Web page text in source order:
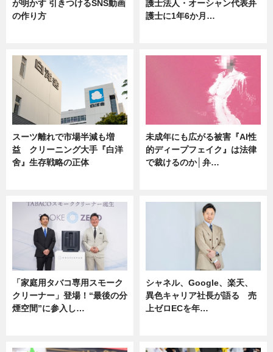
が明かす 引きつけるSNS動画
の作り方
護士法人・オーシャン代表弁
護士に1年6か月…
スーツ離れで市場半減も増
益 クリーニング大手『白洋
舍』生存戦略の正体
未成年にも広がる被害『AI性
的ディープフェイク』は法律
で裁けるのか│弁…
「家庭用タバコ専用スモーク
クリーナー」登場！“最後の分
煙空間”に参入し…
シャネル、Google、楽天、
異色キャリア社長が語る 売
上ゼロECを年…